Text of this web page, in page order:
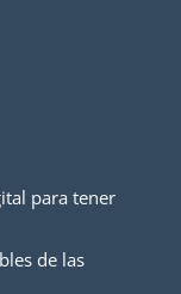
para tener
de las